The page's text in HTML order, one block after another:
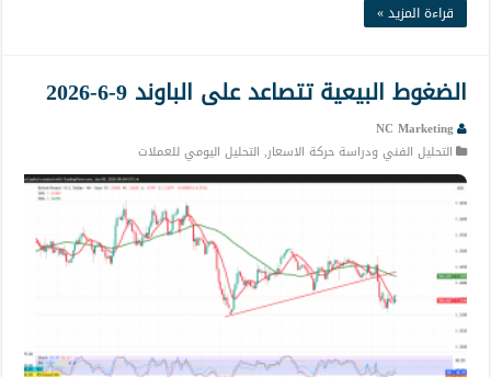
قراءة المزيد »
الضغوط البيعية تتصاعد على الباوند 9-6-2026
NC Marketing
التحليل الفني ودراسة حركة الاسعار, التحليل اليومي للعملات